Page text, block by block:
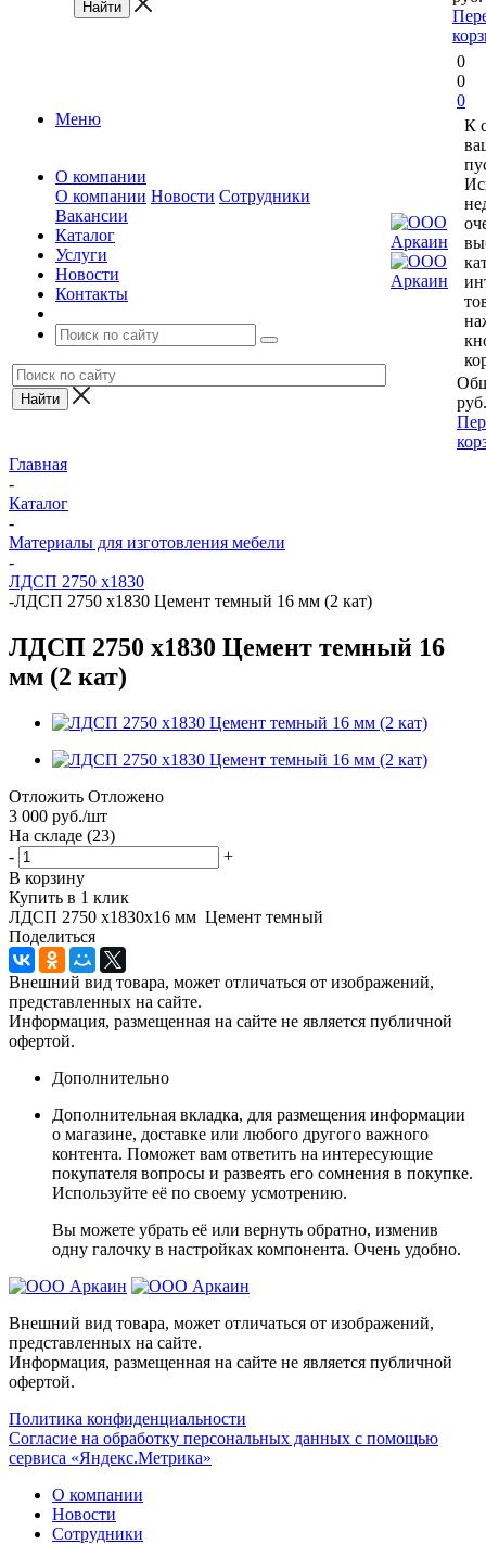
Меню
О компании
О компании Новости Сотрудники
Вакансии
Каталог
Услуги
Новости
Контакты
0
0
0
К
руб.
Главная
-
Каталог
-
Материалы для изготовления мебели
-
ЛДСП 2750 х1830
-ЛДСП 2750 х1830 Цемент темный 16 мм (2 кат)
ЛДСП 2750 х1830 Цемент темный 16
мм (2 кат)
Отложить Отложено
3 000 руб./шт
На складе (23)
-
+
В корзину
Купить в 1 клик
ЛДСП 2750 х1830х16 мм Цемент темный
Поделиться
Внешний вид товара, может отличаться от изображений,
представленных на сайте.
Информация, размещенная на сайте не является публичной
офертой.
Дополнительно
Дополнительная вкладка, для размещения информации
о магазине, доставке или любого другого важного
контента. Поможет вам ответить на интересующие
покупателя вопросы и развеять его сомнения в покупке.
Используйте её по своему усмотрению.
Вы можете убрать её или вернуть обратно, изменив
одну галочку в настройках компонента. Очень удобно.
Внешний вид товара, может отличаться от изображений,
представленных на сайте.
Информация, размещенная на сайте не является публичной
офертой.
Политика конфиденциальности
Согласие на обработку персональных данных с помощью
сервиса «Яндекс.Метрика»
О компании
Новости
Сотрудники